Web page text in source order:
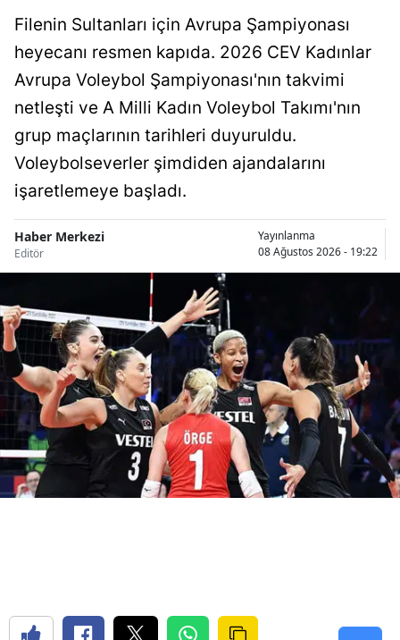
Muş
Nevşehir
Ordu
Samsun
Siirt
Sinop
Sivas
Tekirdağ
Tokat
Trabzon
Van
Filenin Sultanları için Avrupa Şampiyonası
heyecanı resmen kapıda. 2026 CEV Kadınlar
Avrupa Voleybol Şampiyonası'nın takvimi
netleşti ve A Milli Kadın Voleybol Takımı'nın
grup maçlarının tarihleri duyuruldu.
Voleybolseverler şimdiden ajandalarını
işaretlemeye başladı.
Haber Merkezi
Editör
Yayınlanma
08 Ağustos 2026 - 19:22